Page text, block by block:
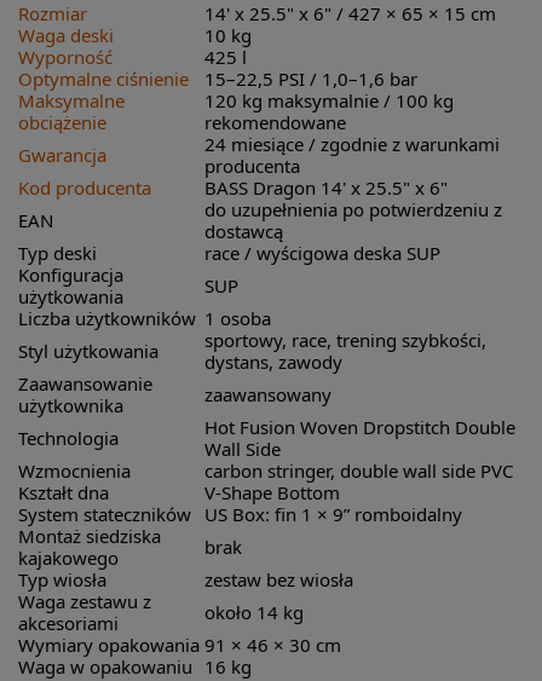
Rozmiar
14' x 25.5" x 6" / 427 × 65 × 15 cm
Waga deski
10 kg
Wyporność
425 l
Optymalne ciśnienie
15–22,5 PSI / 1,0–1,6 bar
Maksymalne
obciążenie
120 kg maksymalnie / 100 kg
rekomendowane
Gwarancja
24 miesiące / zgodnie z warunkami
producenta
Kod producenta
BASS Dragon 14' x 25.5" x 6"
EAN
do uzupełnienia po potwierdzeniu z
dostawcą
Typ deski
race / wyścigowa deska SUP
Konfiguracja
użytkowania
SUP
Liczba użytkowników 1 osoba
Styl użytkowania
sportowy, race, trening szybkości,
dystans, zawody
Zaawansowanie
użytkownika
zaawansowany
Technologia
Hot Fusion Woven Dropstitch Double
Wall Side
Wzmocnienia
carbon stringer, double wall side PVC
Kształt dna
V-Shape Bottom
System stateczników US Box: fin 1 × 9” romboidalny
Montaż siedziska
kajakowego
brak
Typ wiosła
zestaw bez wiosła
Waga zestawu z
akcesoriami
około 14 kg
Wymiary opakowania 91 × 46 × 30 cm
Waga w opakowaniu 16 kg